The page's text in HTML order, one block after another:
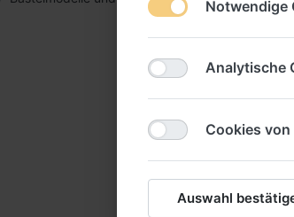
Notwendige
Analytische
Cookies
Auswahl